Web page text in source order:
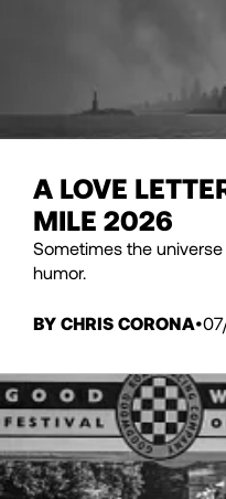
A LOVE
MILE 2026
Sometimes the
humor.
BY CHRIS CORONA